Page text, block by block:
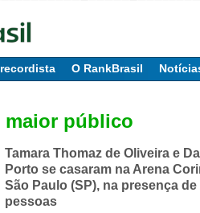
O RankBrasil
maior público
Tamara Thomaz de Oliveira e
Porto se casaram na Arena
São Paulo (SP), na presença
pessoas